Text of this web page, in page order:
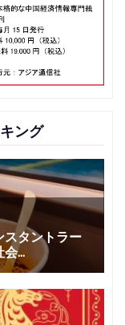
ング